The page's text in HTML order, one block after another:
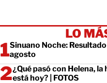
LO
Sinuano Noche:
agosto
¿Qué pasó con Helena,
está hoy? | FOTOS